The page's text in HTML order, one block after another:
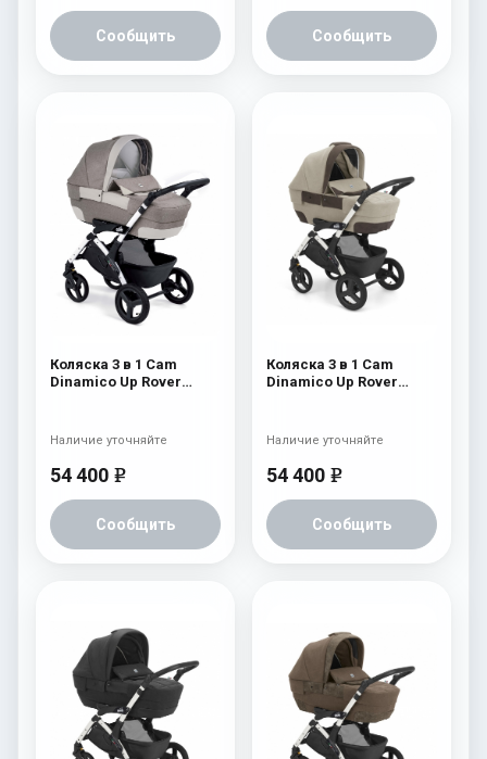
Сообщить Сообщить
Коляска 3 в 1 Cam
Dinamico Up Rover
54 400 e
Сообщить
Наличие уточняйте
Коляска 3 в 1 Cam
Dinamico Up Rover
54 400 e
Сообщить
Наличие уточняйте